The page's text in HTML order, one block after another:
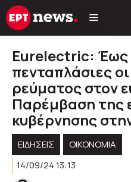
Μετάβαση
σε
Eurelectric: Έως
πενταπλάσιες
ρεύματος στον
Παρέμβαση της
κυβέρνησης
ΕΙΔΗΣΕΙΣ
ΟΙΚΟΝΟΜΙΑ
14/09/24 13:13